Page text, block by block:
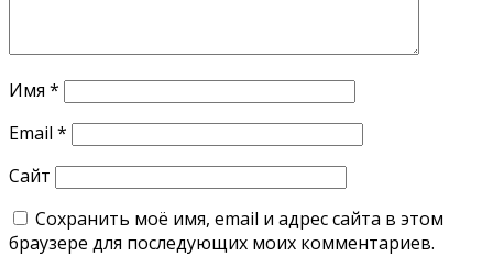
Имя *
Email *
Сайт
Сохранить моё имя, email и адрес сайта в этом
браузере для последующих моих комментариев.